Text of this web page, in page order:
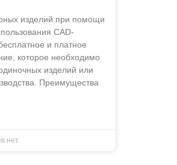
изделий при помощи
CAD-
и платное
которое необходимо
изделий или
Преимущества
нет